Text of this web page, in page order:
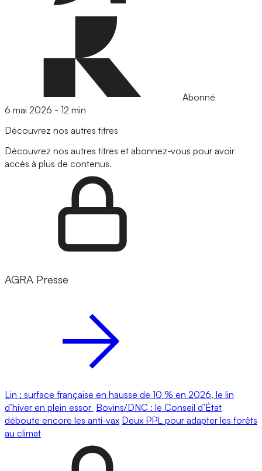
Abonné
6 mai 2026 - 12 min
Découvrez nos autres titres
Découvrez nos autres titres et abonnez-vous pour avoir
accès à plus de contenus.
AGRA Presse
Lin : surface française en hausse de 10 % en 2026, le lin
d’hiver en plein essor Bovins/DNC : le Conseil d’État
déboute encore les anti-vax Deux PPL pour adapter les forêts
au climat